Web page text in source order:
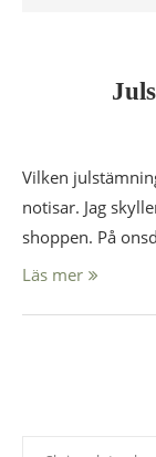
Vilken
notisar. Jag
shoppen. På
Läs mer